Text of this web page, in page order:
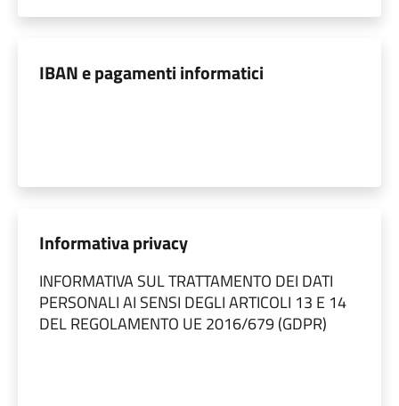
IBAN e pagamenti informatici
Informativa privacy
INFORMATIVA SUL TRATTAMENTO DEI DATI
PERSONALI AI SENSI DEGLI ARTICOLI 13 E 14
DEL REGOLAMENTO UE 2016/679 (GDPR)